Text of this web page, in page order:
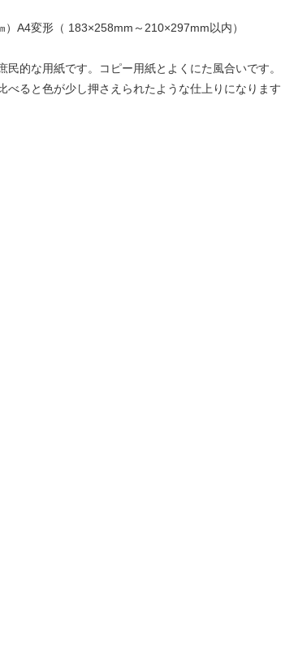
A4変形（ 183×258mm～210×297mm以内）
民的な用紙です。コピー用紙とよくにた風合いです
べると色が少し押さえられたような仕上りになります